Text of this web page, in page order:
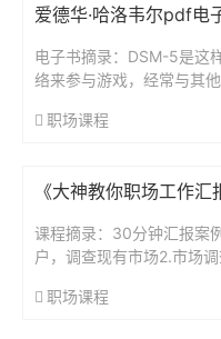
爱德华·哈洛韦尔pdf电
电子书摘录：DSM-5是这
络来参与游戏，经常与其
职场课程
《大神教你职场工作汇
课程摘录：30分钟汇报案
户，调查现有市场2.市场
职场课程